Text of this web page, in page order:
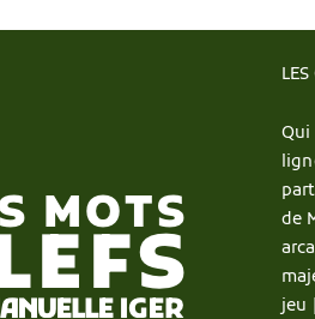
LES
Qui
de
jeu |